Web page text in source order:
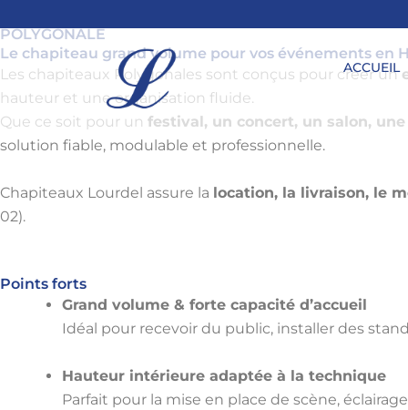
au
contenu
ACCUEIL
POLYGONALE
Le chapiteau grand volume pour vos événements en
Les chapiteaux Polygonales sont conçus pour créer un
hauteur et une organisation fluide.
Que ce soit pour un festival, un concert, un salon,
solution fiable, modulable et professionnelle.
Chapiteaux Lourdel assure la location, la livraison, le
02).
Points forts
Grand volume & forte capacité d’accueil
Idéal pour recevoir du public, installer des
Hauteur intérieure adaptée à la technique
Parfait pour la mise en place de scène,